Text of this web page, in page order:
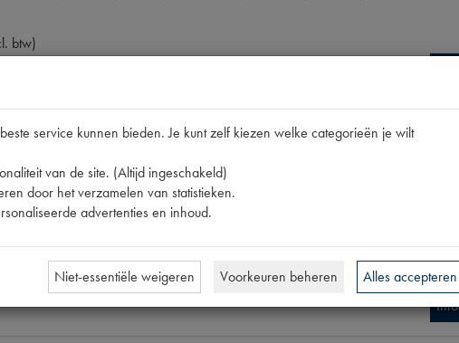
btw)
VERTICAAL
Info
service kunnen bieden. Je kunt zelf kiezen welke categorieën je wilt
van de site. (Altijd ingeschakeld)
door het verzamelen van statistieken.
advertenties en inhoud.
Niet-essentiële weigeren Voorkeuren beheren Alles accepteren